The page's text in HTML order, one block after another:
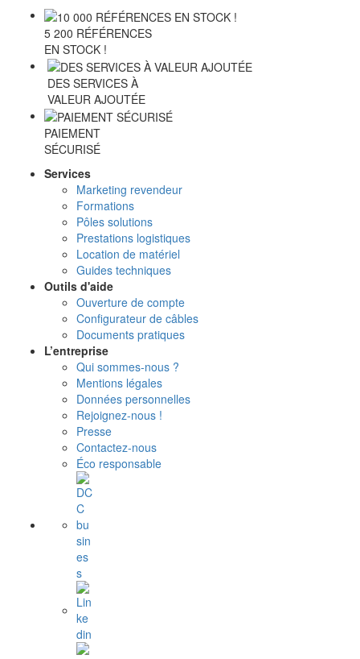
5 200 RÉFÉRENCES
EN STOCK !
DES SERVICES À
VALEUR AJOUTÉE
PAIEMENT
SÉCURISÉ
Services
Marketing revendeur
Formations
Pôles solutions
Prestations logistiques
Location de matériel
Guides techniques
Outils d'aide
Ouverture de compte
Configurateur de câbles
Documents pratiques
L’entreprise
Qui sommes-nous ?
Mentions légales
Données personnelles
Rejoignez-nous !
Presse
Contactez-nous
Éco responsable